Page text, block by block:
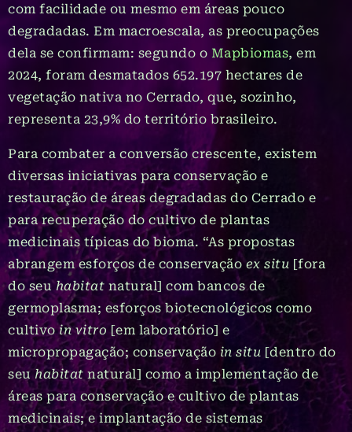
com facilidade ou mesmo em áreas pouco
degradadas. Em macroescala, as preocupações
dela se confirmam: segundo o Mapbiomas, em
2024, foram desmatados 652.197 hectares de
vegetação nativa no Cerrado, que, sozinho,
representa 23,9% do território brasileiro.
Para combater a conversão crescente, existem
diversas iniciativas para conservação e
restauração de áreas degradadas do Cerrado e
para recuperação do cultivo de plantas
medicinais típicas do bioma. “As propostas
abrangem esforços de conservaçãoex situ [fora
do seuhabitat natural] com bancos de
germoplasma; esforços biotecnológicos como
cultivoin vitro [em laboratório] e
micropropagação; conservação in situ [dentro do
seuhabitat natural] como a implementação de
áreas para conservação e cultivo de plantas
medicinais; e implantação de sistemas